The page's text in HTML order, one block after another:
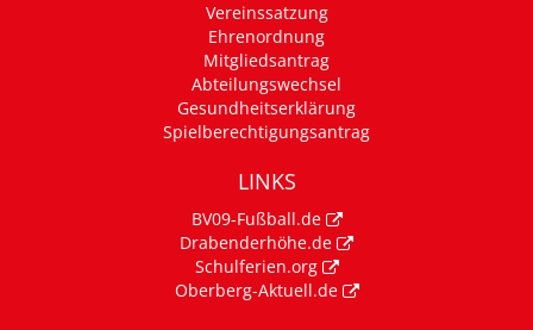
Vereinssatzung
Ehrenordnung
Mitgliedsantrag
Abteilungswechsel
Gesundheitserklärung
Spielberechtigungsantrag
LINKS
BV09-Fußball.de
Drabenderhöhe.de
Schulferien.org
Oberberg-Aktuell.de